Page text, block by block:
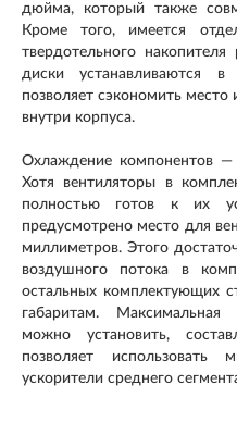
дюйма, который также
Кроме того, имеется
твердотельного
диски устанавливаются
позволяет сэкономить
внутри корпуса.
Охлаждение компонентов
Хотя вентиляторы в
полностью готов к их
предусмотрено место для
миллиметров. Этого
воздушного потока в
остальных комплектующих
габаритам.
можно установить,
позволяет использовать
ускорители среднего